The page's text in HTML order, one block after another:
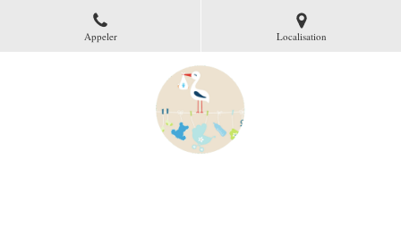
Appeler Localisation